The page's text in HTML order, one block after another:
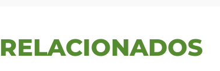
RELACIONADOS